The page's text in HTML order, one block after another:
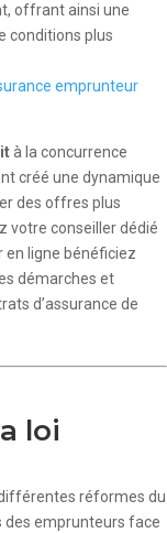
offrant ainsi une
conditions plus
emprunteur
à la concurrence
créé une dynamique
des offres plus
votre conseiller dédié
en ligne bénéficiez
démarches et
d’assurance de
loi
réformes du
des emprunteurs face